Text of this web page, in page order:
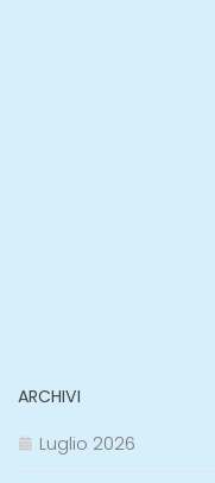
ARCHIVI
Luglio 2026